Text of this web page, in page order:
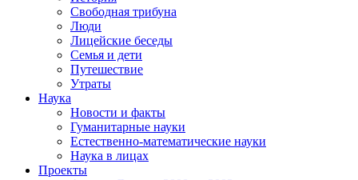
Свободная трибуна
Люди
Лицейские беседы
Семья и дети
Путешествие
Утраты
Наука
Новости и факты
Гуманитарные науки
Естественно-математические науки
Наука в лицах
Проекты